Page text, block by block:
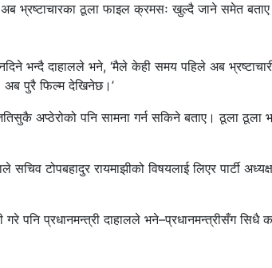
अब भ्रष्टाचारका ठूला फाइल क्रमसः खुल्दै जाने समेत
भन्दै दाहालले भने, ‘मैले केही समय पहिले अब
पुरै फिल्म देखिनेछ।’
अप्ठेरोको पनि सामना गर्न सकिने बताए। ठूला ठूला
टोपबहादुर रायमाझीको विषयलाई लिएर पार्टी
पनि प्रधानमन्त्री दाहालले भने–प्रधानमन्त्रीसँग सिधै